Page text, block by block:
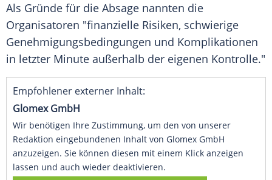
Als Gründe für die Absage nannten die
Organisatoren "finanzielle Risiken, schwierige
Genehmigungsbedingungen und Komplikationen
in letzter Minute außerhalb der eigenen Kontrolle."
Empfohlener externer Inhalt:
Glomex GmbH
Wir benötigen Ihre Zustimmung, um den von unserer
Redaktion eingebundenen Inhalt von Glomex GmbH
anzuzeigen. Sie können diesen mit einem Klick anzeigen
lassen und auch wieder deaktivieren.